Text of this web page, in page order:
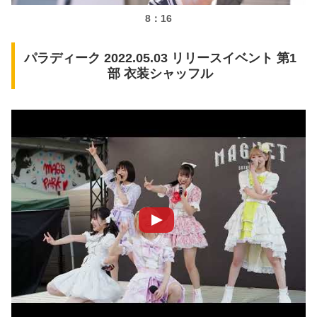
8：16
パラディーク 2022.05.03 リリースイベント 第1
部 衣装シャッフル